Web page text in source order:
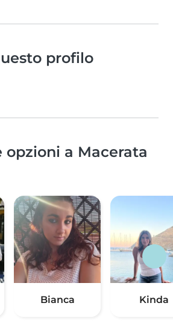
profilo
opzioni a Macerata
Bianca Kinda